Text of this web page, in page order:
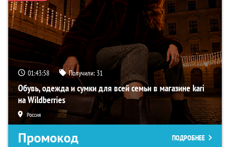
01:43:58 Получили: 31
Обувь, одежда и сумки для всей семьи в магазине kari
на Wildberries
Россия
Промокод ПОДРОБНЕЕ